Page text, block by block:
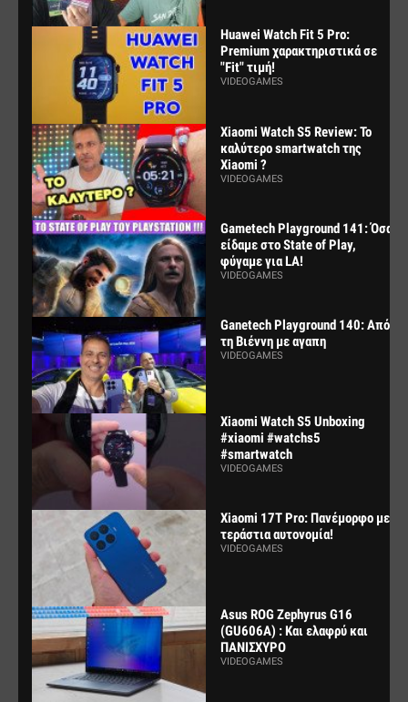
Huawei Watch Fit 5 Pro:
Premium χαρακτηριστικά σε
"Fit" τιμή!
VIDEOGAMES
Xiaomi Watch S5 Review: Το
καλύτερο smartwatch της
Xiaomi ?
VIDEOGAMES
Gametech Playground 141: Όσα
είδαμε στο State of Play,
φύγαμε για LA!
VIDEOGAMES
Ganetech Playground 140: Από
τη Βιέννη με αγαπη
VIDEOGAMES
Xiaomi Watch S5 Unboxing
#xiaomi #watchs5
#smartwatch
VIDEOGAMES
Xiaomi 17T Pro: Πανέμορφο με
τεράστια αυτονομία!
VIDEOGAMES
Asus ROG Zephyrus G16
(GU606A) : Και ελαφρύ και
ΠΑΝΙΣΧΥΡΟ
VIDEOGAMES